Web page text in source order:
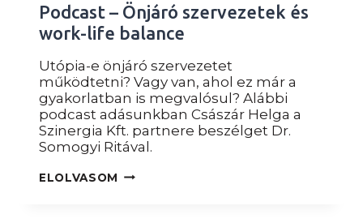
Podcast – Önjáró szervezetek és
work-life balance
Utópia-e önjáró szervezetet
működtetni? Vagy van, ahol ez már a
gyakorlatban is megvalósul? Alábbi
podcast adásunkban Császár Helga a
Szinergia Kft. partnere beszélget Dr.
Somogyi Ritával.
ELOLVASOM PODCAST